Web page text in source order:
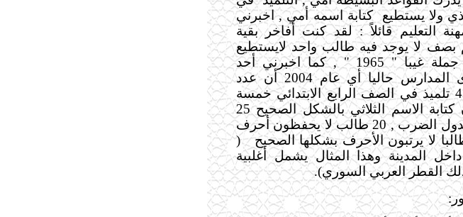
ولا يستطيع
كتابة اسمه أمي , اخبرني
التعليم قائلاً : لقد كنت أفاخر بقية
بصف لا يوجد فيه طالب واحد لايستطيع
كتابة اسمه أو أي جملة غيبا " 1965 " , كما اخبرني أحد
المعلمين في إحدى المدارس حاليا أي عام 2004 أن عدد
التلاميذ في صفه 43 تلميذ في الصف الرابع الابتدائي خمسة
منهم لا يستطيعون كتابة الاسم الثلاثي بالشكل الصحيح 25
جدول الضرب , 20 طالب لا يحفظون أحرف
(
المدينة وهذا المثال يشمل أغلبية
القطر العربي السوري).
: